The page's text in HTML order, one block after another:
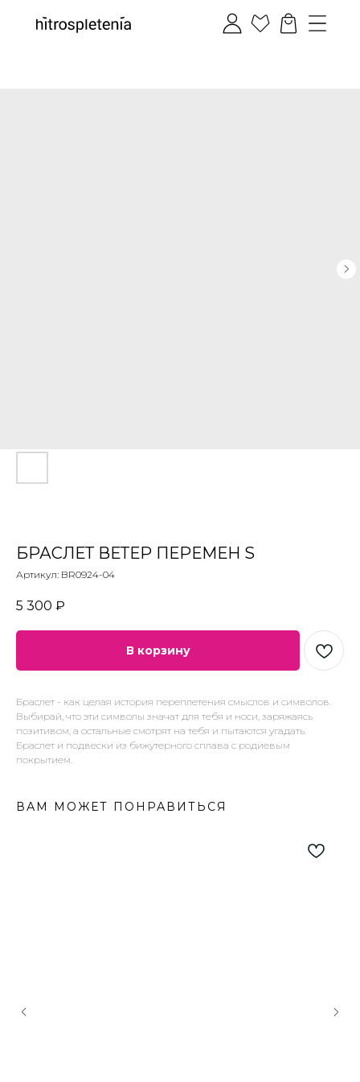
БРАСЛЕТ ВЕТЕР ПЕРЕМЕН S
Артикул: BR0924-04
5 300 ₽
В корзину
Браслет - как целая история переплетения смыслов и символов.
Выбирай, что эти символы значат для тебя и носи, заряжаясь
позитивом, а остальные смотрят на тебя и пытаются угадать.
Браслет и подвески из бижутерного сплава с родиевым
покрытием.
ВАМ МОЖЕТ ПОНРАВИТЬСЯ